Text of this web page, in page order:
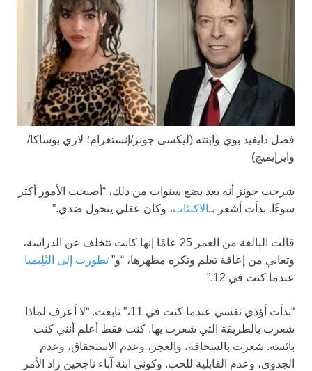
فصل دايفيد بوي وابنته (ليكسى جونز/إنستغرام؛ لاري بوساكا/
وايرإيميج)
شرحت جونز أنه بعد بضع سنوات من ذلك، “أصبحت الأمور أكثر
سوءًا. بدأت أشعر بـالاكتئاب، وكان عقلي يتحول ضدي.”
قالت البالغة من العمر 25 عامًا إنها كانت تتخلف عن الدراسة،
وتعاني من إعاقة تعلم وتكره مظهرها، “و” تطورت إلى البُلِيميا
عندما كنت في 12.”
“بدأت أؤذي نفسي عندما كنت في 11،” تابعت. “لا أعرف لماذا
شعرت بالطريقة التي شعرت بها. كنت فقط أعلم أنني كنت
بائسة. شعرت بالسخافة، والعجز، وعدم الاستحقاق، وعدم
الجدوى، وعدم القابلية للحب. وكوني ابنة آباء ناجحين زاد الأمر